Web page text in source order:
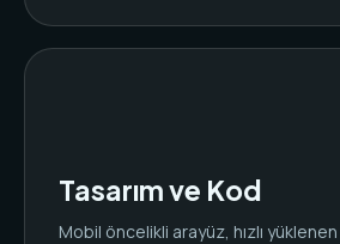
Tasarım ve Kod
Mobil öncelikli arayüz, hızlı